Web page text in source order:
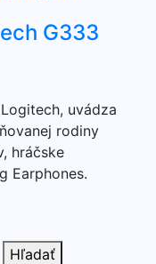
G333
uvádza
rodiny
hráčske
Earphones.
Hľadať